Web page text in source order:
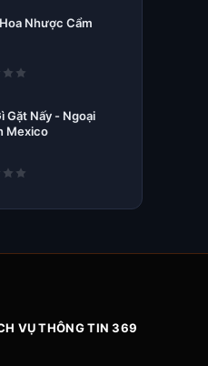
Nhược Cẩm
Gặt Nấy - Ngoại
Mexico
VỤ THÔNG TIN 369